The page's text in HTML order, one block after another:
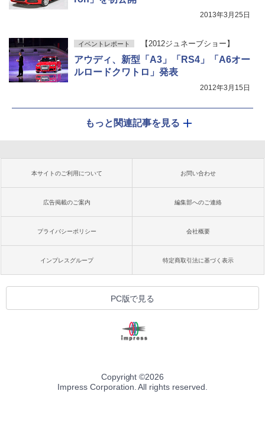
2013年3月25日
イベントレポート 【2012ジュネーブショー】
アウディ、新型「A3」「RS4」「A6オー
ルロードクワトロ」発表
2012年3月15日
もっと関連記事を見る
本サイトのご利用について お問い合わせ
広告掲載のご案内 編集部へのご連絡
プライバシーポリシー 会社概要
インプレスグループ 特定商取引法に基づく表示
PC版で見る
Copyright ©2026
Impress Corporation. All rights reserved.